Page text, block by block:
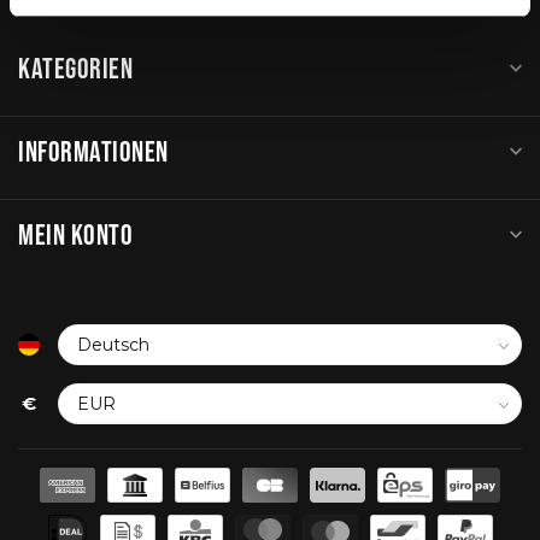
KATEGORIEN
INFORMATIONEN
MEIN KONTO
€